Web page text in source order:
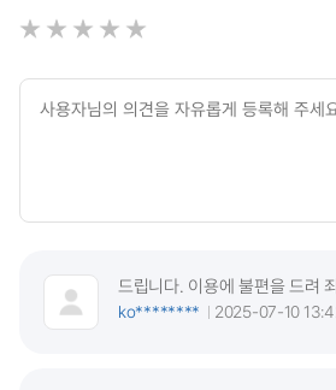
드립니다. 이용에 불편을 드려
ko********
2025-07-10